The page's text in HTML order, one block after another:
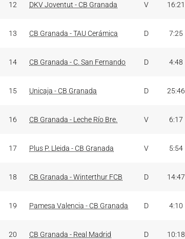
12 DKV Joventut - CB Granada V 16:21
13 CB Granada - TAU Cerámica D 7:25
14 CB Granada - C. San Fernando D 4:48
15 Unicaja - CB Granada D 25:46
16 CB Granada - Leche Río Bre. V 6:17
17 Plus P. Lleida - CB Granada V 5:54
18 CB Granada - Winterthur FCB D 14:47
19 Pamesa Valencia - CB Granada D 4:10
20 CB Granada - Real Madrid D 10:18